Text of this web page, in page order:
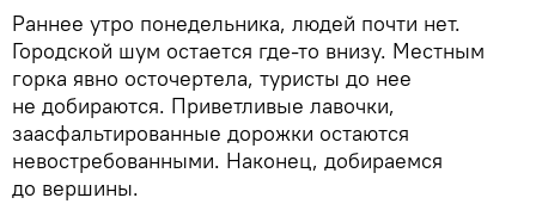
Раннее утро понедельника, людей почти нет.
Городской шум остается где-то внизу. Местным
горка явно осточертела, туристы до нее
не добираются. Приветливые лавочки,
заасфальтированные дорожки остаются
невостребованными. Наконец, добираемся
до вершины.